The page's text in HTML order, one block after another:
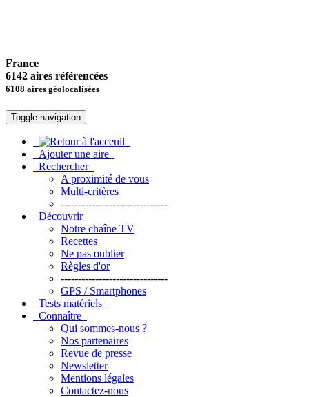
France
6142 aires référencées
6108 aires géolocalisées
Toggle navigation
Ajouter une aire
Rechercher
A proximité de vous
Multi-critères
-------------------------------
Découvrir
Notre chaîne TV
Recettes
Ne pas oublier
Règles d'or
-------------------------------
GPS / Smartphones
Tests matériels
Connaître
Qui sommes-nous ?
Nos partenaires
Revue de presse
Newsletter
Mentions légales
Contactez-nous